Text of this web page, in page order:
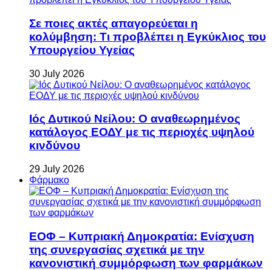
Σε ποιες ακτές απαγορεύεται η
κολύμβηση: Τι προβλέπει η Εγκύκλιος του
Υπουργείου Υγείας
30 July 2026
Ιός Δυτικού Νείλου: Ο αναθεωρημένος
κατάλογος ΕΟΔΥ με τις περιοχές υψηλού
κινδύνου
29 July 2026
Φάρμακο
ΕΟΦ – Κυπριακή Δημοκρατία: Ενίσχυση
της συνεργασίας σχετικά με την
κανονιστική συμμόρφωση των φαρμάκων